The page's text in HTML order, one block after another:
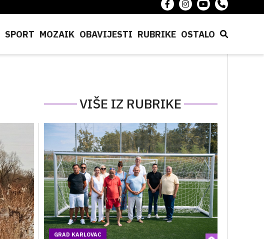
SPORT MOZAIK OBAVIJESTI RUBRIKE OSTALO
VIŠE IZ RUBRIKE
GRAD KARLOVAC